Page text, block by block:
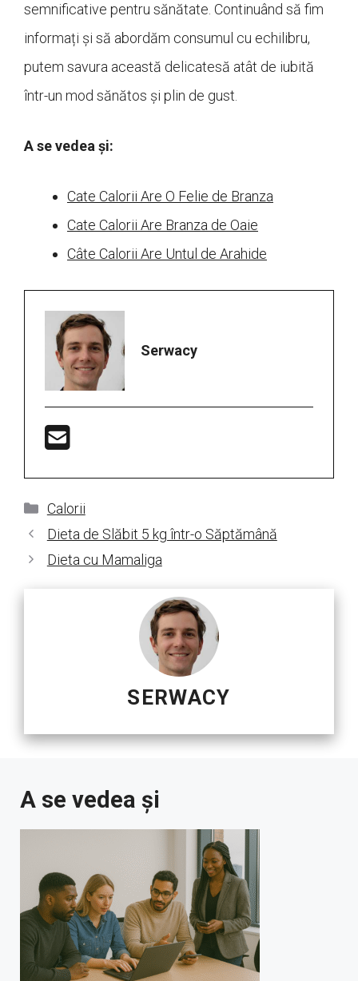
semnificative pentru sănătate. Continuând să fim
informați și să abordăm consumul cu echilibru,
putem savura această delicatesă atât de iubită
într-un mod sănătos și plin de gust.
A se vedea și:
Cate Calorii Are O Felie de Branza
Cate Calorii Are Branza de Oaie
Câte Calorii Are Untul de Arahide
Serwacy
Categorii
Calorii
Dieta de Slăbit 5 kg într-o Săptămână
Dieta cu Mamaliga
SERWACY
A se vedea și